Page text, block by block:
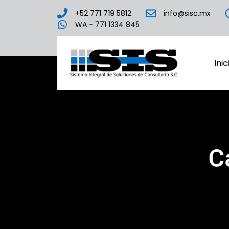
+52 771 719 5812
info@sisc.mx
WA - 771 1334 845